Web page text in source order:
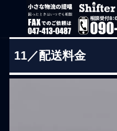
11／配送料金